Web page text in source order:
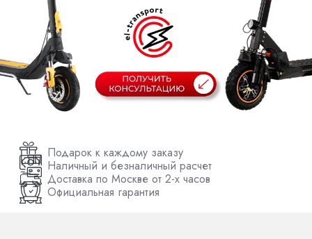
Подарок к каждому заказу
Наличный и безналичный расчет
Доставка по Москве от 2-х часов
Официальная гарантия